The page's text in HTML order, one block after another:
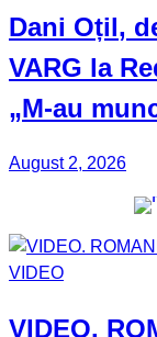
Dani Oțil,
VARG la
„M-au
August 2, 2026
VIDEO
VIDEO.